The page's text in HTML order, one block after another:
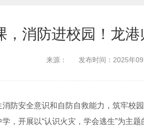
，消防进校园！龙
来源： 发布时间： 2025年
安全意识和自防自救能力，筑牢校
，开展以“认识火灾，学会逃生”为主